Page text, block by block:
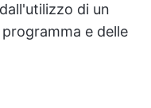
di un
e delle